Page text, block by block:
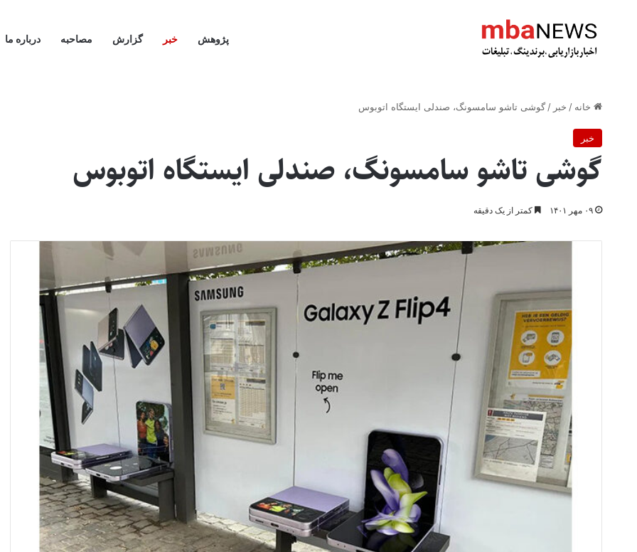
پژوهش خبر گزارش مصاحبه درباره ما
خانه / خبر / گوشی تاشو سامسونگ، صندلی ایستگاه اتوبوس
خبر
گوشی تاشو سامسونگ، صندلی ایستگاه اتوبوس
۰۹ مهر ۱۴۰۱ کمتر از یک دقیقه